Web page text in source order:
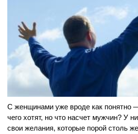
С женщинами уже вроде как понятно
чего хотят, но что насчет мужчин? У
свои желания, которые порой столь